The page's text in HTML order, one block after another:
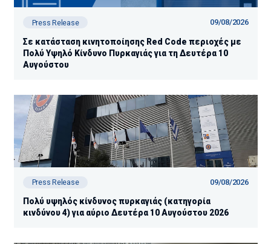
Press Release 09/08/2026
Σε κατάσταση κινητοποίησης Red Code περιοχές με
Πολύ Υψηλό Κίνδυνο Πυρκαγιάς για τη Δευτέρα 10
Αυγούστου
Press Release 09/08/2026
Πολύ υψηλός κίνδυνος πυρκαγιάς (κατηγορία
κινδύνου 4) για αύριο Δευτέρα 10 Αυγούστου 2026